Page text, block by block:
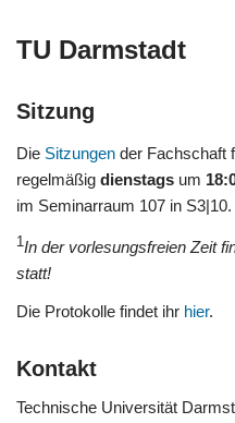
TU Darmstadt
Sitzung
Die Sitzungen der Fachschaft
regelmäßig dienstags um
im Seminarraum 107 in S3|10.
1In der vorlesungsfreien Zeit
statt!
Die Protokolle findet ihr hier.
Kontakt
Technische Universität